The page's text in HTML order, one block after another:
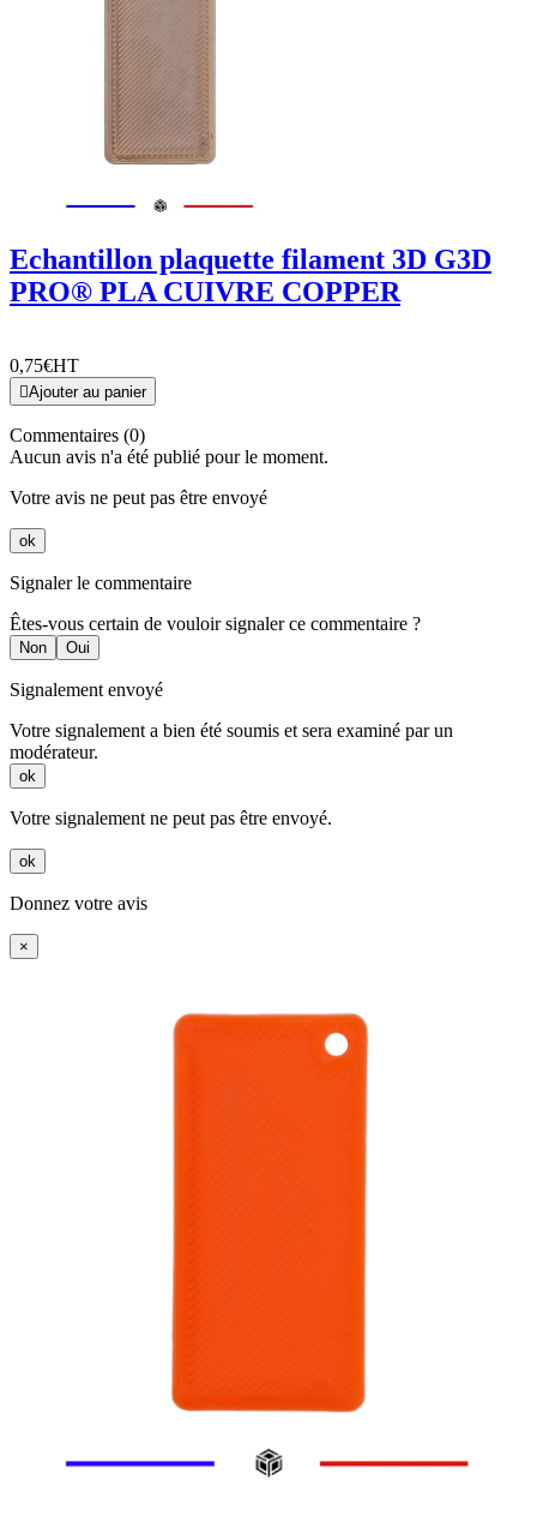
Echantillon plaquette filament 3D G3D
PRO® PLA CUIVRE COPPER
0,75€HT
Ajouter au panier
Commentaires (0)
Aucun avis n'a été publié pour le moment.
Votre avis ne peut pas être envoyé
ok
Signaler le commentaire
Êtes-vous certain de vouloir signaler ce commentaire ?
Non Oui
Signalement envoyé
Votre signalement a bien été soumis et sera examiné par un
modérateur.
ok
Votre signalement ne peut pas être envoyé.
ok
Donnez votre avis
×